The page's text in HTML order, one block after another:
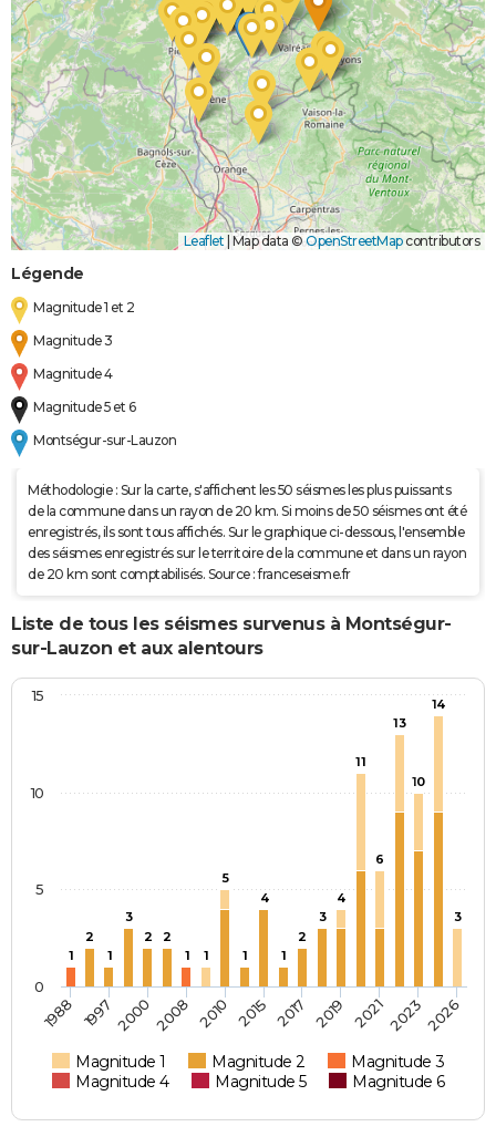
Leaflet Map data ©OpenStreetMapcontributors
Légende
Magnitude 1 et 2
Magnitude 3
Magnitude 4
Magnitude 5 et 6
Montségur-sur-Lauzon
Méthodologie : Sur la carte, s'affichent les 50 séismes les plus puissants
de la commune dans un rayon de 20 km. Si moins de 50 séismes ont été
enregistrés, ils sont tous affichés. Sur le graphique ci-dessous, l'ensemble
des séismes enregistrés sur le territoire de la commune et dans un rayon
de 20 km sont comptabilisés. Source : franceseisme.fr
Liste de tous les séismes survenus à Montségur-
sur-Lauzon et aux alentours
1
2
1
3
2
2
1
1
5
1
4
1
2
3
4
11
6
13
10
14
3
Magnitude 1 Magnitude 2
Magnitude 3
Magnitude 4
Magnitude 5 Magnitude 6
1988 1997 20002008 2010 2015 2017 2019 202120232026
0
5
10
15